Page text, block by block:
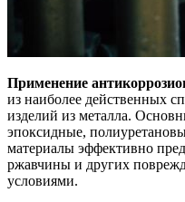
Применение
из наиболее действенных
изделий из металла.
эпоксидные,
материалы эффективно
ржавчины и других
условиями.